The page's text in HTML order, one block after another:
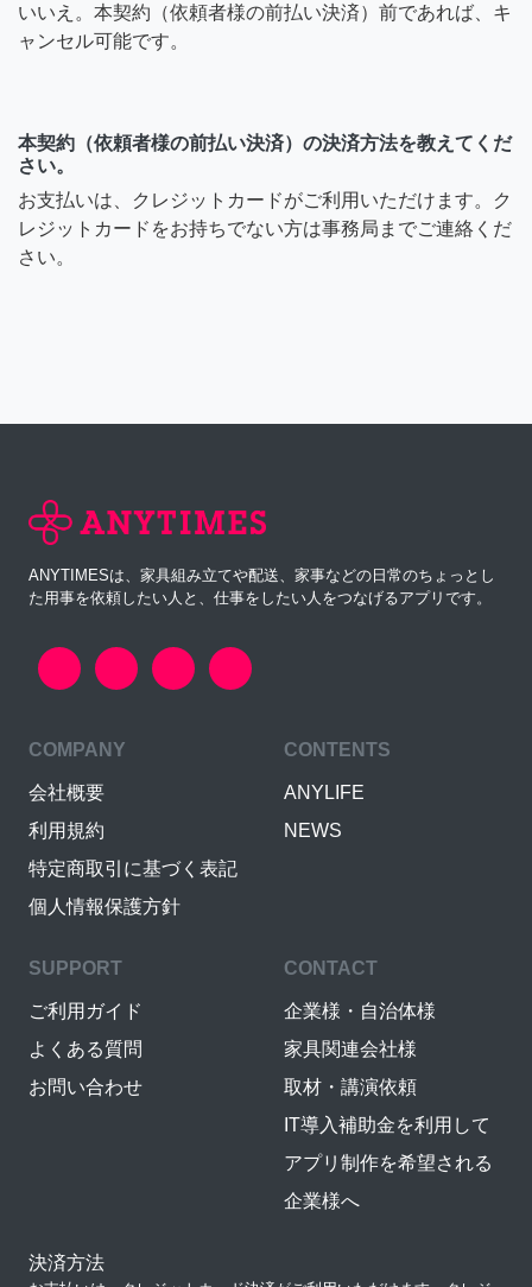
いいえ。本契約（依頼者様の前払い決済）前であれば、キ
ャンセル可能です。
本契約（依頼者様の前払い決済）の決済方法を教えてくだ
さい。
お支払いは、クレジットカードがご利用いただけます。ク
レジットカードをお持ちでない方は事務局までご連絡くだ
さい。
ANYTIMESは、家具組み立てや配送、家事などの日常のちょっとし
た用事を依頼したい人と、仕事をしたい人をつなげるアプリです。
COMPANY
会社概要
利用規約
特定商取引に基づく表記
個人情報保護方針
CONTENTS
ANYLIFE
NEWS
SUPPORT
ご利用ガイド
よくある質問
お問い合わせ
CONTACT
企業様・自治体様
家具関連会社様
取材・講演依頼
IT導入補助金を利用して
アプリ制作を希望される
企業様へ
決済方法